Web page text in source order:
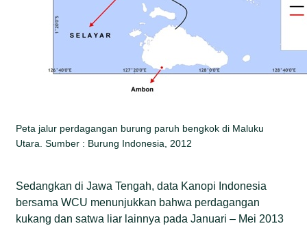
Peta jalur perdagangan burung paruh bengkok di Maluku
Utara. Sumber : Burung Indonesia, 2012
Sedangkan di Jawa Tengah, data Kanopi Indonesia
bersama WCU menunjukkan bahwa perdagangan
kukang dan satwa liar lainnya pada Januari – Mei 2013